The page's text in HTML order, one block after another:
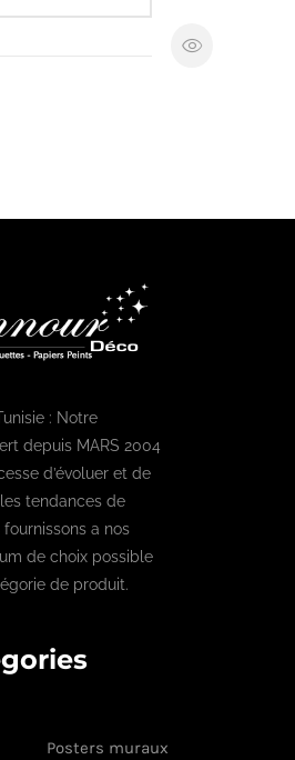
: Notre
depuis MARS 2004
d’évoluer et de
tendances de
a nos
de choix possible
de produit.
Posters muraux